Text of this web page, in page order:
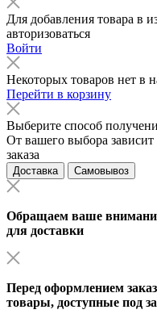
Для добавления товара в
авторизоваться
Войти
Некоторых товаров нет в
Перейти в корзину
Выберите способ
От вашего выбора
заказа
Доставка Самовывоз
Обращаем ваше
для доставки
Перед оформлением
товары, доступные под